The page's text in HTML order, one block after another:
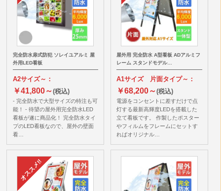
完全防水扉式防犯 ソレイユアルミ 屋
外用LED看板
A2サイズ～：
￥41,800～(税込)
- 完全防水で大型サイズの特注も可
能！ - 待望の屋外用完全防水LED
看板が遂に商品化！ 完全防水タイ
プのLED看板なので、屋外の壁面
看…
屋外用 完全防水 A型看板 ADアルミフ
レーム スタンドモデル…
A1サイズ 片面タイプ～：
￥68,200～(税込)
電源をコンセントに差すだけで点
灯する最新高輝度LEDを搭載した
立て看板です。 作製したポスター
やフィルムをフレームにセットす
ればオリジナル…